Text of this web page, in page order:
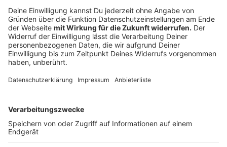
An diesen Orten wird in NRW und
deutschlandweit gestreikt
Anzeige
Deutschlandweit wird es zu Protesten kommen,
Karte liefert einen Überblick, wo genau in NRW
Demonstrationszüge von Fridays for Future laufen
werden.